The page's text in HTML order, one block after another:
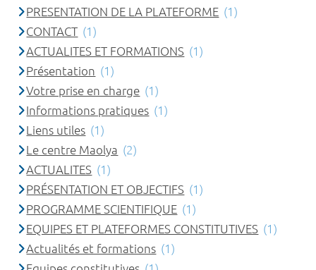
PRESENTATION DE LA PLATEFORME (1)
CONTACT (1)
ACTUALITES ET FORMATIONS (1)
Présentation (1)
Votre prise en charge (1)
Informations pratiques (1)
Liens utiles (1)
Le centre Maolya (2)
ACTUALITES (1)
PRÉSENTATION ET OBJECTIFS (1)
PROGRAMME SCIENTIFIQUE (1)
EQUIPES ET PLATEFORMES CONSTITUTIVES (1)
Actualités et formations (1)